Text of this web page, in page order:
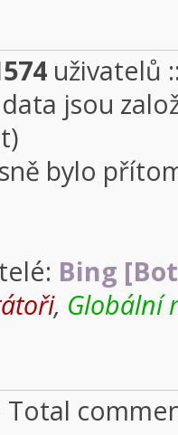
uživatelů
jsou
bylo
Bing
, Globální
Total